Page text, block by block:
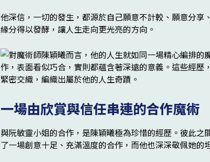
他深信，一切的發生，都源於自己願意不計較、願意分享
緣分得以發酵，讓人生走向更光亮的方向。
一場由欣賞與信任串連的合作魔術
與阮敏靈小姐的合作，是陳穎曦極為珍惜的經歷。彼此之
了一場創意十足、充滿溫度的合作，而他也深深敬佩她的